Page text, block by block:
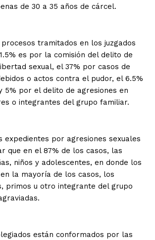
de 30 a 35 años de cárcel.
tramitados en los juzgados
es por la comisión del delito de
sexual, el 37% por casos de
o actos contra el pudor, el 6.5%
5% por el delito de agresiones en
o integrantes del grupo familiar.
expedientes por agresiones sexuales
que en el 87% de los casos, las
niños y adolescentes, en donde los
la mayoría de los casos, los
primos u otro integrante del grupo
están conformados por las